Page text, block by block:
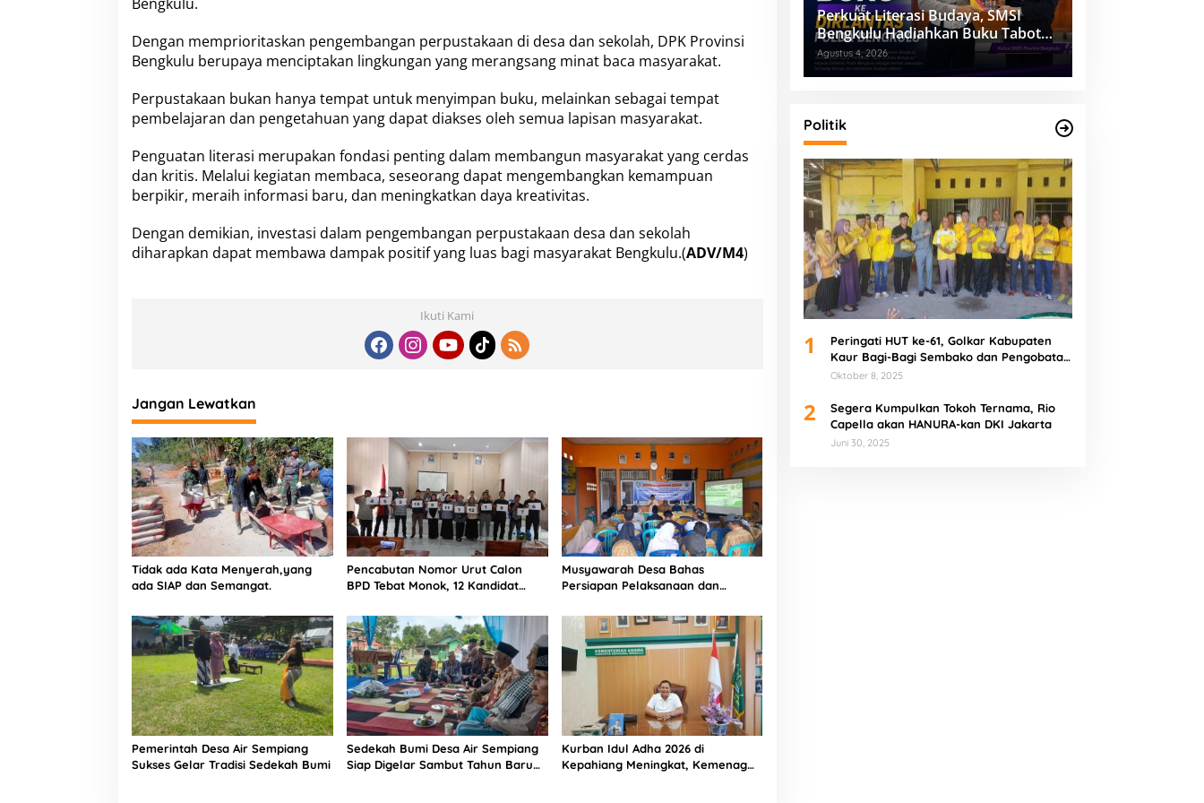
e
s
a
n
e
k
o
l
h
Dengan memprioritaskan pengembangan perpustakaan di desa dan sekolah, DPK Provinsi
Bengkulu berupaya menciptakan lingkungan yang merangsang minat baca masyarakat.
Perpustakaan bukan hanya tempat untuk menyimpan buku, melainkan sebagai tempat
pembelajaran dan pengetahuan yang dapat diakses oleh semua lapisan masyarakat.
Penguatan literasi merupakan fondasi penting dalam membangun masyarakat yang cerdas
dan kritis. Melalui kegiatan membaca, seseorang dapat mengembangkan kemampuan
berpikir, meraih informasi baru, dan meningkatkan daya kreativitas.
Dengan demikian, investasi dalam pengembangan perpustakaan desa dan sekolah
diharapkan dapat membawa dampak positif yang luas bagi masyarakat Bengkulu.(ADV/M4)
Ikuti Kami
Jangan Lewatkan
Tidak ada Kata Menyerah,yang
ada SIAP dan Semangat.
Pencabutan Nomor Urut Calon
BPD Tebat Monok, 12 Kandidat
Musyawarah Desa Bahas
Persiapan Pelaksanaan dan
Dorong Pembangunan Partisipatif
Pemerintah Desa Air Sempiang
Sukses Gelar Tradisi Sedekah Bumi
Sedekah Bumi Desa Air Sempiang
Siap Digelar Sambut Tahun Baru
Kurban Idul Adha 2026 di
Kepahiang Meningkat, Kemenag
Perkuat Literasi Budaya, SMSI
Bengkulu Hadiahkan Buku Tabot
untuk Dirlantas Polda
Agustus 4, 2026
Politik
1
Peringati HUT ke-61, Golkar Kabupaten
Kaur Bagi-Bagi Sembako dan Pengobatan
Gratis
Oktober 8, 2025
2
Segera Kumpulkan Tokoh Ternama, Rio
Capella akan HANURA-kan DKI Jakarta
Juni 30, 2025